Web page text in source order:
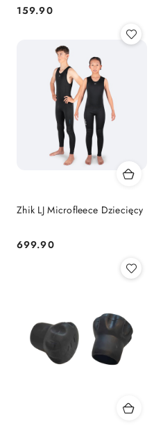
Cena:
159.90
Zhik LJ Microfleece Dziecięcy
Cena:
699.90